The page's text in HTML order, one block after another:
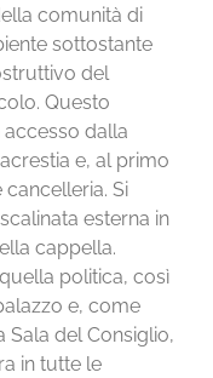
comunità di
sottostante
del
Questo
dalla
e, al primo
cancelleria. Si
esterna in
cappella.
politica, così
e, come
del Consiglio,
in tutte le